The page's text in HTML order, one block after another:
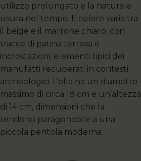
utilizzo prolungato e la naturale
usura nel tempo. Il colore varia tra
il beige e il marrone chiaro, con
tracce di patina terrosa e
incrostazioni, elementi tipici dei
manufatti recuperati in contesti
archeologici. L’olla ha un diametro
massimo di circa 18 cm e un’altezza
di 14 cm, dimensioni che la
rendono paragonabile a una
piccola pentola moderna.